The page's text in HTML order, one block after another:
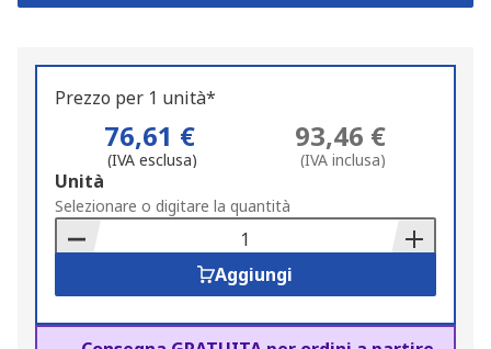
Prezzo per 1 unità*
76,61 €
(IVA esclusa)
93,46 €
(IVA inclusa)
Add
to
Basket
Unità
Selezionare o digitare la quantità
Aggiungi